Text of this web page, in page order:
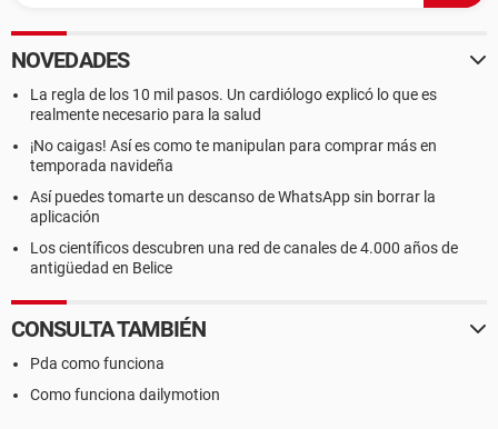
NOVEDADES
La regla de los 10 mil pasos. Un cardiólogo explicó lo que es
realmente necesario para la salud
¡No caigas! Así es como te manipulan para comprar más en
temporada navideña
Así puedes tomarte un descanso de WhatsApp sin borrar la
aplicación
Los científicos descubren una red de canales de 4.000 años de
antigüedad en Belice
CONSULTA TAMBIÉN
Pda como funciona
Como funciona dailymotion